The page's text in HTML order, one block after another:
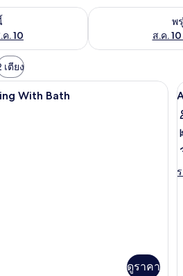
. 10
ว่างในคืนนี้ ส.ค. 9 - ส.ค. 10
พ
ส.ค. 10
ตรวจสอบจำนวนห้อ
เตียง
เครื่องนอนป้องกันสารก่อภูมิแพ้, ผ้าน
With Bath
ดูราคา